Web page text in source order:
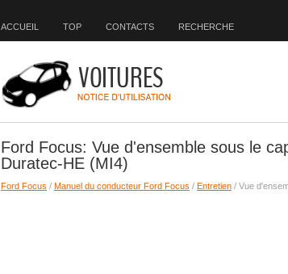
ACCUEIL TOP CONTACTS RECHERCHE
Ford Focus: Vue d'ensemble sous le
Duratec-HE (MI4)
Ford Focus / Manuel du conducteur Ford Focus / Entretien / Vue